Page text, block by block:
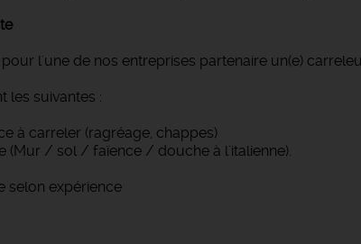
l'une de nos entreprises partenaire un(e)
les suivantes :
à carreler (ragréage, chappes)
(Mur / sol / faïence / douche à l'italienne).
selon expérience